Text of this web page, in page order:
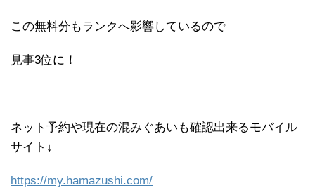
この無料分もランクへ影響しているので
見事3位に！
ネット予約や現在の混みぐあいも確認出来るモバイル
サイト↓
https://my.hamazushi.com/